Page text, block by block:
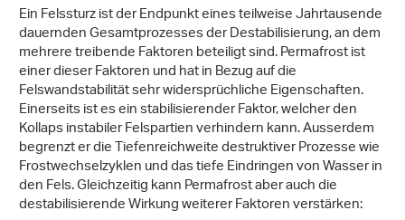
Ein Felssturz ist der Endpunkt eines teilweise Jahrtausende
dauernden Gesamtprozesses der Destabilisierung, an dem
mehrere treibende Faktoren beteiligt sind. Permafrost ist
einer dieser Faktoren und hat in Bezug auf die
Felswandstabilität sehr widersprüchliche Eigenschaften.
Einerseits ist es ein stabilisierender Faktor, welcher den
Kollaps instabiler Felspartien verhindern kann. Ausserdem
begrenzt er die Tiefenreichweite destruktiver Prozesse wie
Frostwechselzyklen und das tiefe Eindringen von Wasser in
den Fels. Gleichzeitig kann Permafrost aber auch die
destabilisierende Wirkung weiterer Faktoren verstärken: